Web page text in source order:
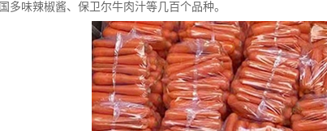
国多味辣椒酱、保卫尔牛肉汁等几百个品种。